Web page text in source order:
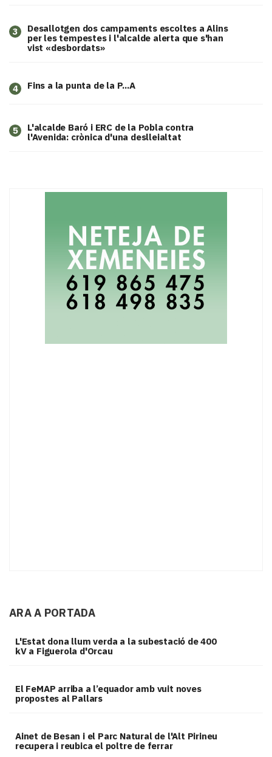
3
​Desallotgen dos campaments escoltes a Alins
per les tempestes i l'alcalde alerta que s'han
vist «desbordats»
4 Fins a la punta de la P...A
5
L'alcalde Baró i ERC de la Pobla contra
l'Avenida: crònica d'una deslleialtat
ARA A PORTADA
L'Estat dona llum verda a la subestació de 400
kV a Figuerola d'Orcau
El FeMAP arriba a l’equador amb vuit noves
propostes al Pallars
Ainet de Besan i el Parc Natural de l'Alt Pirineu
recupera i reubica el poltre de ferrar